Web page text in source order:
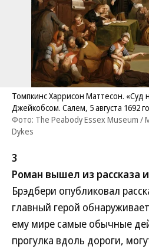
Томпкинс Харрисон Маттесон.
Джейкобсом. Салем, 5 августа 1692
Фото: The Peabody Essex Museum /
Dykes
3
Роман вышел из рассказа
Брэдбери опубликовал
главный герой
ему мире самые обычные
прогулка вдоль дороги,